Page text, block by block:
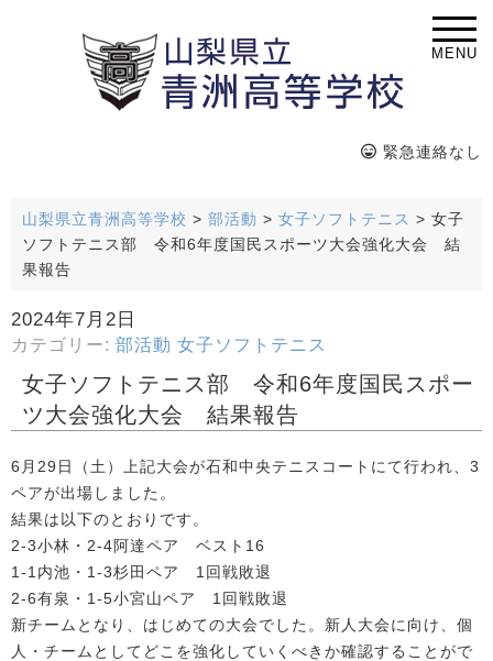
MENU
緊急連絡なし
山梨県立青洲高等学校 > 部活動 > 女子ソフトテニス > 女子
ソフトテニス部 令和6年度国民スポーツ大会強化大会 結
果報告
2024年7月2日
カテゴリー: 部活動 女子ソフトテニス
女子ソフトテニス部 令和6年度国民スポー
ツ大会強化大会 結果報告
6月29日（土）上記大会が石和中央テニスコートにて行われ、3
ペアが出場しました。
結果は以下のとおりです。
2-3小林・2-4阿達ペア ベスト16
1-1内池・1-3杉田ペア 1回戦敗退
2-6有泉・1-5小宮山ペア 1回戦敗退
新チームとなり、はじめての大会でした。新人大会に向け、個
人・チームとしてどこを強化していくべきか確認することがで